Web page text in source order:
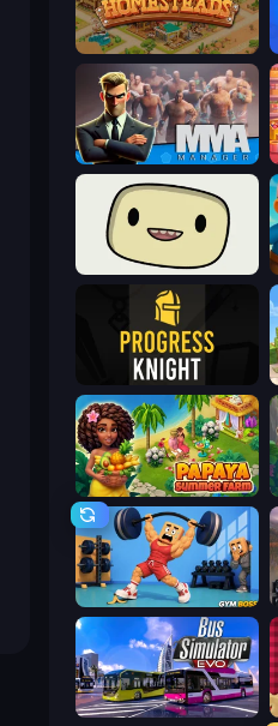
Homesteads: Dream Farm
MMA Manager 2
SuperWEIRD
Progress Knight
Papaya Summer Farm
Gym Boss
Bus Simulator: EVO